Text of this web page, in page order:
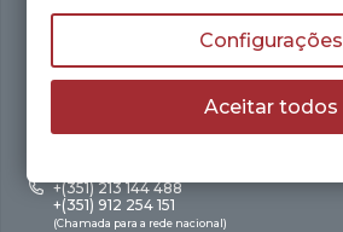
+(351) 213 144 488
+(351) 912 254 151
(Chamada para a rede nacional)
Configurações
Aceitar todos